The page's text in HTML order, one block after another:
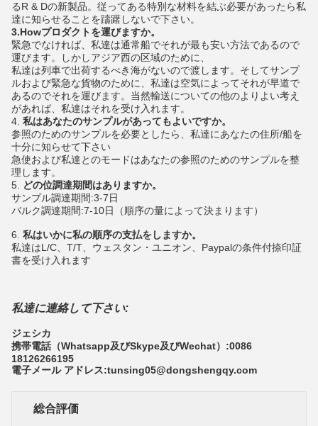
るR & Dの新製品。従ってある特別な材料を結ぶ必要があったら私
達に知らせることを躊躇しないで下さい。
3.Howプロダクトを運びますか。
緊急でなければ、私達は通常船でそれが最も安い方法であるので
運びます。しかしアジア西の区域のために、
私達は列車で出荷するべき海がないので渡します。そしてサンプ
ルおよび緊急な貨物のために、私達は空気によってそれが早道で
あるのでそれを運びます。当然輸送についての他のよりよい考え
があれば、私達はそれを受け入れます。
4. 私はあなたのサンプルがあってもよいですか。
参照のためのサンプルを必要としたら、私達にあなたの住所/船を
十分に知らせて下さい
急使および私達とのモードはあなたの参照のためのサンプルを整
理します。
5.
どの位調達期間はありますか。
サンプル調達期間:3-7日
バルク調達期間:7-10日（順序の量によって決まります）
6. 私はいかに私の順序の支払をしますか。
私達はL/C、T/T、ウェスタン・ユニオン、Paypalの条件付捺印証
書を受け入れます
私達に連絡して下さい:
ジェシカ
携帯電話（Whatsapp及びSkype及びWechat）:0086
18126266195
電子メール アドレス:tunsing05@dongshengqy.com
総合評価